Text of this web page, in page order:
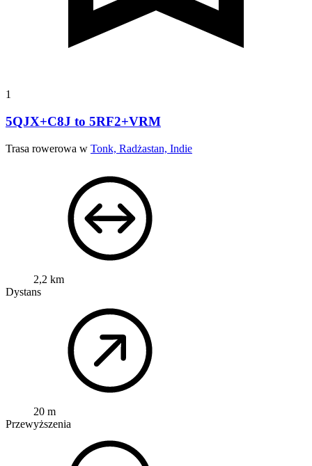
1
5QJX+C8J to 5RF2+VRM
Trasa rowerowa w Tonk, Radżastan, Indie
2,2 km
Dystans
20 m
Przewyższenia